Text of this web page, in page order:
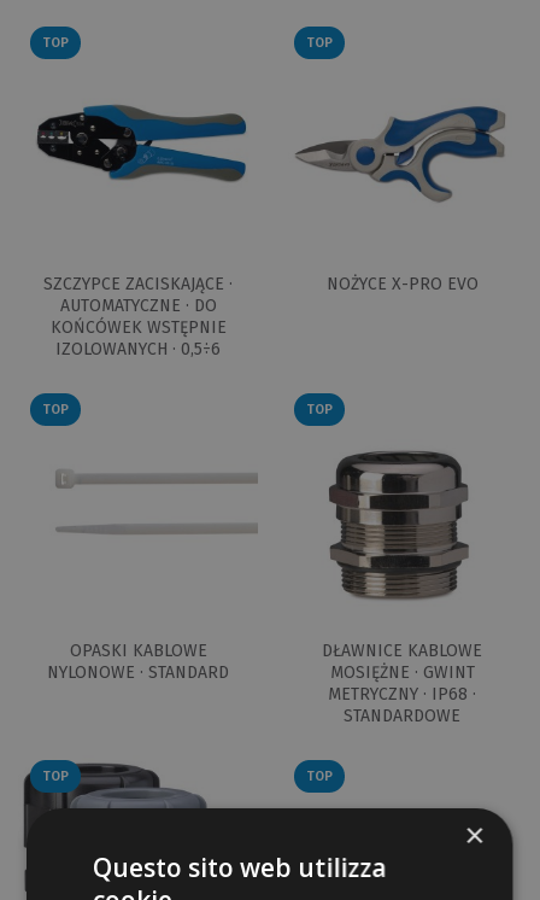
TOP
SZCZYPCE ZACISKAJĄCE ·
AUTOMATYCZNE · DO
KOŃCÓWEK WSTĘPNIE
IZOLOWANYCH · 0,5÷6
TOP
NOŻYCE X-PRO EVO
TOP
OPASKI KABLOWE
NYLONOWE · STANDARD
TOP
DŁAWNICE KABLOWE
MOSIĘŻNE · GWINT
METRYCZNY · IP68 ·
STANDARDOWE
TOP TOP
×
Questo sito web utilizza